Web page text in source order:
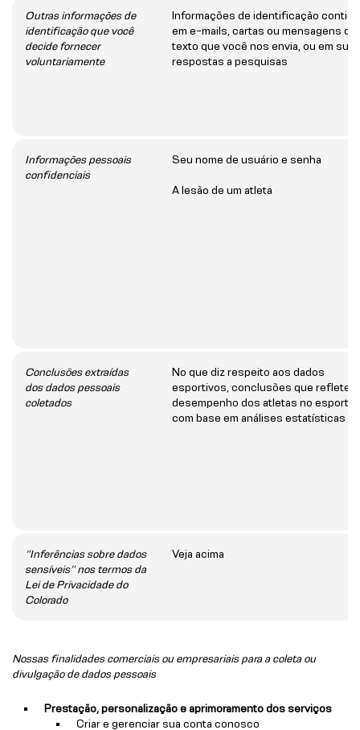
Outras informações de
identificação que você
decide fornecer
voluntariamente
Informações de identificação
em e-mails, cartas ou mensagens de
texto que você nos envia, ou em suas
respostas a pesquisas
Informações pessoais
confidenciais
Seu nome de usuário e senha
A lesão de um atleta
Conclusões extraídas
dos dados pessoais
coletados
No que diz respeito aos dados
esportivos, conclusões que
desempenho dos atletas no esporte
com base em análises estatísticas
“Inferências sobre dados
sensíveis” nos termos da
Lei de Privacidade do
Colorado
Veja acima
Nossas finalidades comerciais ou empresariais para a coleta ou
divulgação de dados pessoais
Prestação, personalização e aprimoramento dos serviços
Criar e gerenciar sua conta conosco